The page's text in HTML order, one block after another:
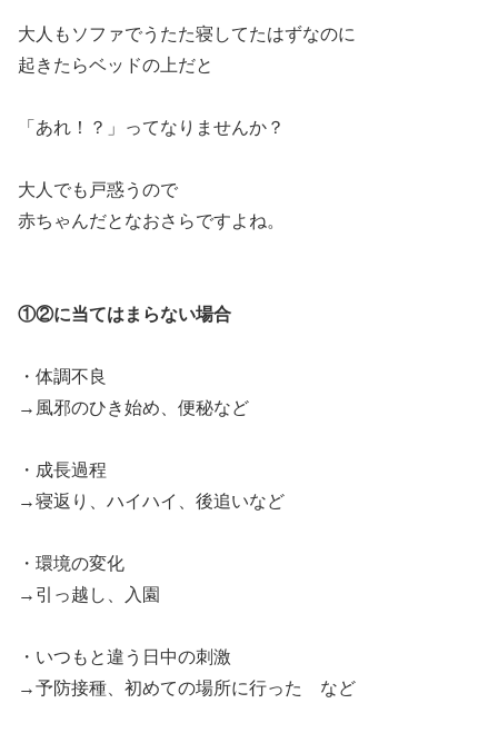
大人もソファでうたた寝してたはずなのに
起きたらベッドの上だと
「あれ！？」ってなりませんか？
大人でも戸惑うので
赤ちゃんだとなおさらですよね。
①②に当てはまらない場合
・体調不良
→風邪のひき始め、便秘など
・成長過程
→寝返り、ハイハイ、後追いなど
・環境の変化
→引っ越し、入園
・いつもと違う日中の刺激
→予防接種、初めての場所に行った など